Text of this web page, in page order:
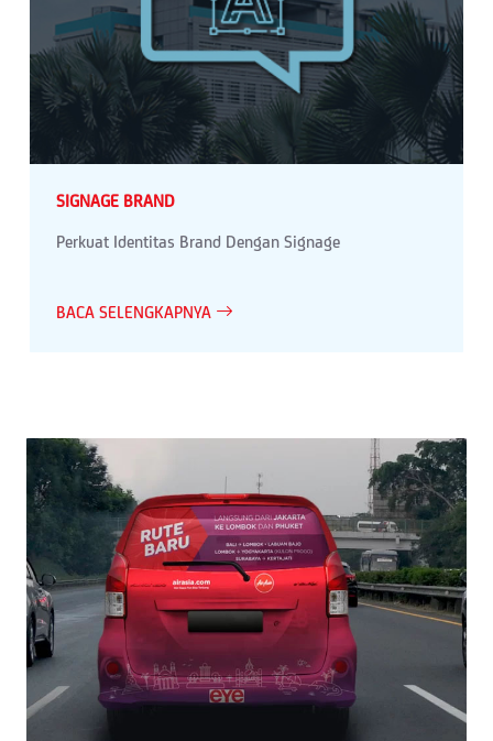
SIGNAGE BRAND
Perkuat Identitas Brand Dengan Signage
BACA SELENGKAPNYA